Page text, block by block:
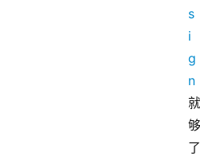
s
i
g
n
就
够
了